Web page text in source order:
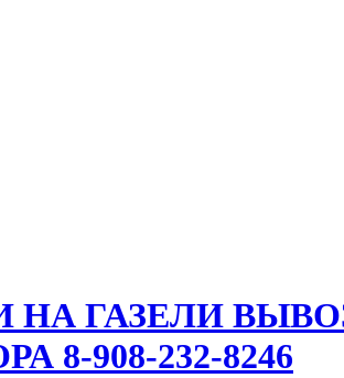
НА ГАЗЕЛИ
908-232-8246